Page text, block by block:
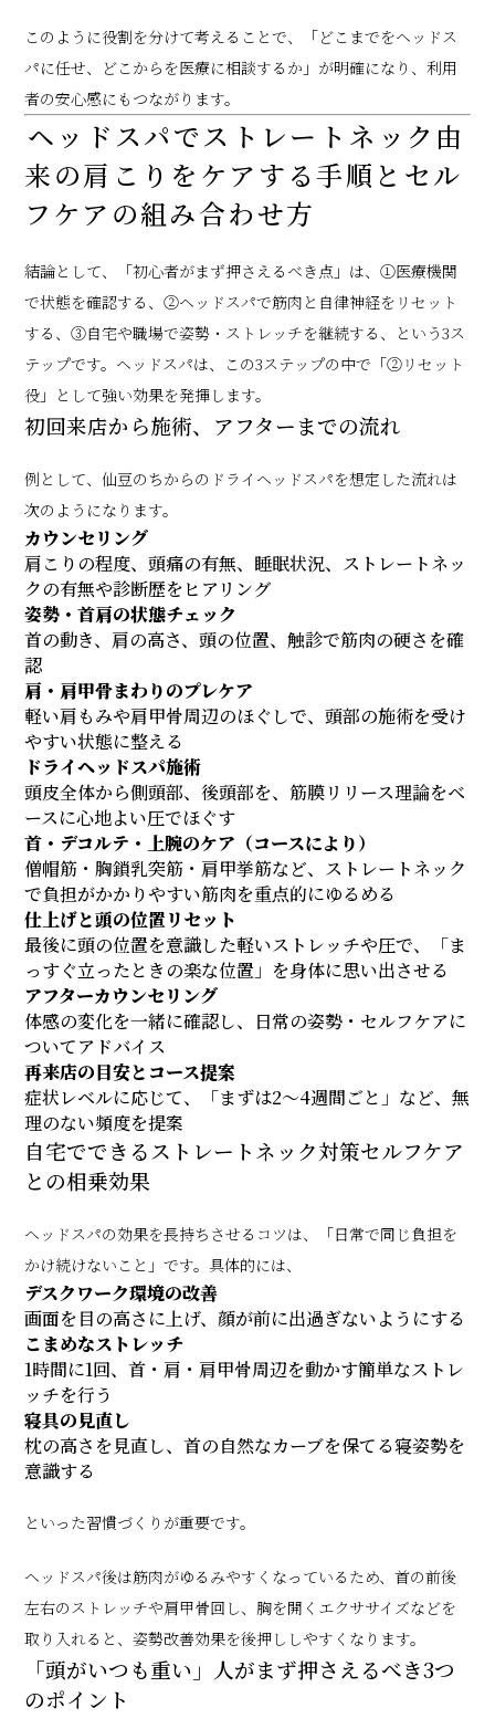
このように役割を分けて考えることで、「どこまでをヘッドス
パに任せ、どこからを医療に相談するか」が明確になり、利用
者の安心感にもつながります。
ヘッドスパでストレートネック由
来の肩こりをケアする手順とセル
フケアの組み合わせ方
結論として、「初心者がまず押さえるべき点」は、①医療機関
で状態を確認する、②ヘッドスパで筋肉と自律神経をリセット
する、③自宅や職場で姿勢・ストレッチを継続する、という3ス
テップです。ヘッドスパは、この3ステップの中で「②リセット
役」として強い効果を発揮します。
初回来店から施術、アフターまでの流れ
例として、仙豆のちからのドライヘッドスパを想定した流れは
次のようになります。
カウンセリング
肩こりの程度、頭痛の有無、睡眠状況、ストレートネッ
クの有無や診断歴をヒアリング
姿勢・首肩の状態チェック
首の動き、肩の高さ、頭の位置、触診で筋肉の硬さを確
認
肩・肩甲骨まわりのプレケア
軽い肩もみや肩甲骨周辺のほぐしで、頭部の施術を受け
やすい状態に整える
ドライヘッドスパ施術
頭皮全体から側頭部、後頭部を、筋膜リリース理論をベ
ースに心地よい圧でほぐす
首・デコルテ・上腕のケア（コースにより）
僧帽筋・胸鎖乳突筋・肩甲挙筋など、ストレートネック
で負担がかかりやすい筋肉を重点的にゆるめる
仕上げと頭の位置リセット
最後に頭の位置を意識した軽いストレッチや圧で、「ま
っすぐ立ったときの楽な位置」を身体に思い出させる
アフターカウンセリング
体感の変化を一緒に確認し、日常の姿勢・セルフケアに
ついてアドバイス
再来店の目安とコース提案
症状レベルに応じて、「まずは2〜4週間ごと」など、無
理のない頻度を提案
自宅でできるストレートネック対策セルフケア
との相乗効果
ヘッドスパの効果を長持ちさせるコツは、「日常で同じ負担を
かけ続けないこと」です。具体的には、
デスクワーク環境の改善
画面を目の高さに上げ、顔が前に出過ぎないようにする
こまめなストレッチ
1時間に1回、首・肩・肩甲骨周辺を動かす簡単なストレ
ッチを行う
寝具の見直し
枕の高さを見直し、首の自然なカーブを保てる寝姿勢を
意識する
といった習慣づくりが重要です。
ヘッドスパ後は筋肉がゆるみやすくなっているため、首の前後
左右のストレッチや肩甲骨回し、胸を開くエクササイズなどを
取り入れると、姿勢改善効果を後押ししやすくなります。
「頭がいつも重い」人がまず押さえるべき3つ
のポイント